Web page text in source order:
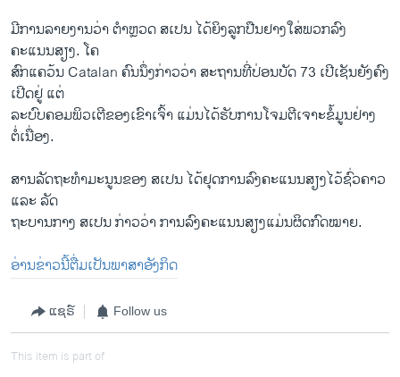
ມີການລາຍງານວ່າ ຕຳຫຼວດ ສເປນ ໄດ້ຍິງລູກປືນຢາງໃສ່ພວກລົງ
ຄະແນນສຽງ. ໂຄ
ສົກແຄວ້ນ Catalan ຄົນນຶ່ງກ່າວວ່າ ສະຖານທີ່ປ່ອນບັດ 73 ເປີເຊັນຍັງຄົງ
ເປີດຢູ່ ແຕ່
ລະບົບຄອມພິວເຕີຂອງເຂົາເຈົ້າ ແມ່ນໄດ້ຮັບການໂຈມຕີເຈາະຂໍ້ມູນຢ່າງ
ຕໍ່ເນື່ອງ.
ສານລັດຖະທຳມະນູນຂອງ ສເປນ ໄດ້ຢຸດການລົງຄະແນນສຽງໄວ້ຊົ່ວຄາວ
ແລະ ລັດ
ຖະບານກາງ ສເປນ ກ່າວວ່າ ການລົງຄະແນນສຽງແມ່ນຜິດກົດໝາຍ.
ອ່ານຂ່າວນີ້ຕື່ມເປັນພາສາອັງກິດ
ແຊຣ໌ Follow us
This item is part of